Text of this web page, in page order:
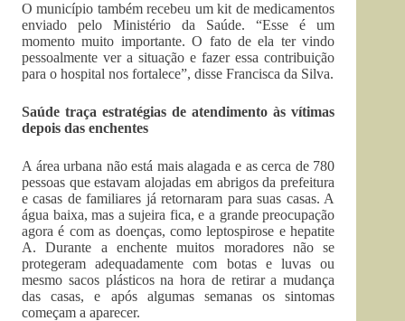
O município também recebeu um kit de medicamentos
enviado pelo Ministério da Saúde. “Esse é um
momento muito importante. O fato de ela ter vindo
pessoalmente ver a situação e fazer essa contribuição
para o hospital nos fortalece”, disse Francisca da Silva.
Saúde traça estratégias de atendimento às vítimas
depois das enchentes
A área urbana não está mais alagada e as cerca de 780
pessoas que estavam alojadas em abrigos da prefeitura
e casas de familiares já retornaram para suas casas. A
água baixa, mas a sujeira fica, e a grande preocupação
agora é com as doenças, como leptospirose e hepatite
A. Durante a enchente muitos moradores não se
protegeram adequadamente com botas e luvas ou
mesmo sacos plásticos na hora de retirar a mudança
das casas, e após algumas semanas os sintomas
começam a aparecer.